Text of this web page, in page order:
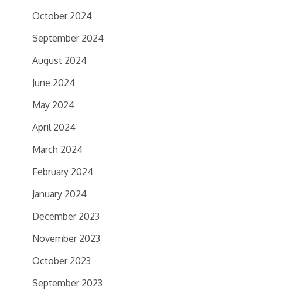
October 2024
September 2024
August 2024
June 2024
May 2024
April 2024
March 2024
February 2024
January 2024
December 2023
November 2023
October 2023
September 2023